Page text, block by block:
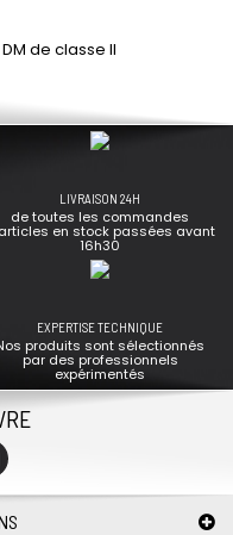
de classe II
LIVRAISON 24H
de toutes les commandes
en stock passées avant
16h30
EXPERTISE TECHNIQUE
produits sont sélectionnés
par des professionnels
expérimentés